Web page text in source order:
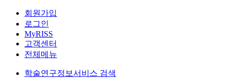
회원가입
로그인
MyRISS
고객센터
전체메뉴
학술연구정보서비스 검색